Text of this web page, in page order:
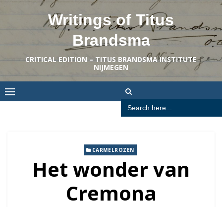
Writings of Titus
Brandsma
CRITICAL EDITION – TITUS BRANDSMA INSTITUTE
NIJMEGEN
Search
for:
CARMELROZEN
Het wonder van
Cremona